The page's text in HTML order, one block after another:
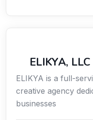
ELIKYA, LLC
ELIKYA is a full-
creative agency
businesses